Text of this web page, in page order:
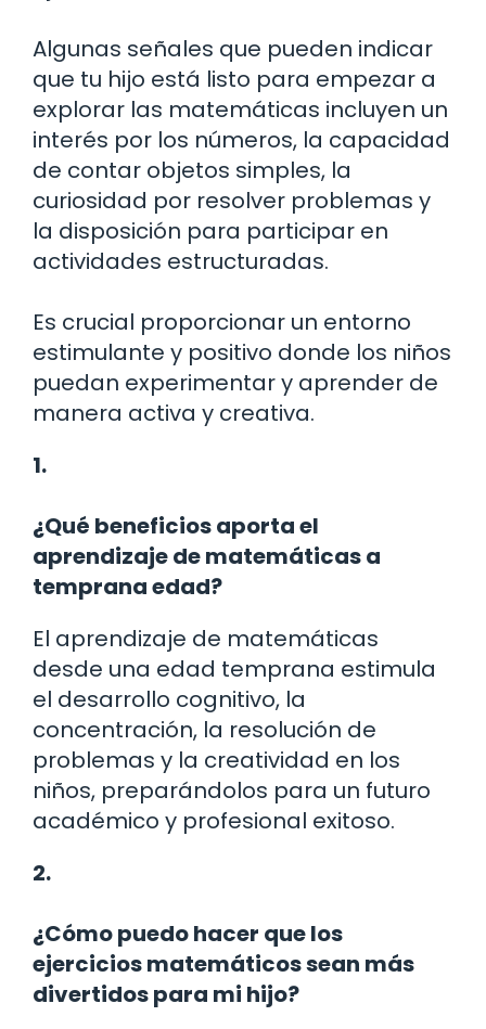
Algunas señales que pueden indicar
que tu hijo está listo para empezar a
explorar las matemáticas incluyen un
interés por los números, la capacidad
de contar objetos simples, la
curiosidad por resolver problemas y
la disposición para participar en
actividades estructuradas.
Es crucial proporcionar un entorno
estimulante y positivo donde los niños
puedan experimentar y aprender de
manera activa y creativa.
1.
¿Qué beneficios aporta el
aprendizaje de matemáticas a
temprana edad?
El aprendizaje de matemáticas
desde una edad temprana estimula
el desarrollo cognitivo, la
concentración, la resolución de
problemas y la creatividad en los
niños, preparándolos para un futuro
académico y profesional exitoso.
2.
¿Cómo puedo hacer que los
ejercicios matemáticos sean más
divertidos para mi hijo?